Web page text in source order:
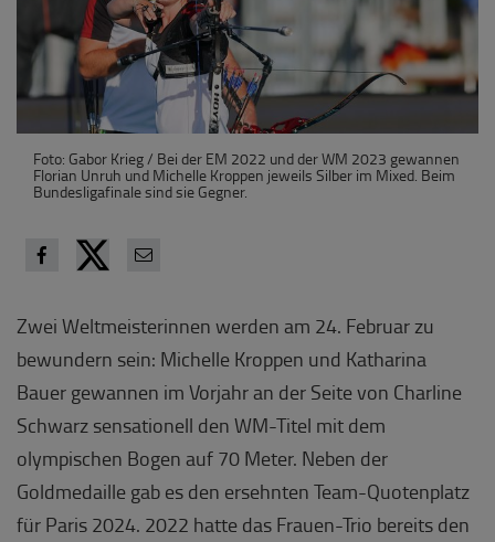
Foto: Gabor Krieg / Bei der EM 2022 und der WM 2023 gewannen
Florian Unruh und Michelle Kroppen jeweils Silber im Mixed. Beim
Bundesligafinale sind sie Gegner.
Zwei Weltmeisterinnen werden am 24. Februar zu
bewundern sein: Michelle Kroppen und Katharina
Bauer gewannen im Vorjahr an der Seite von Charline
Schwarz sensationell den WM-Titel mit dem
olympischen Bogen auf 70 Meter. Neben der
Goldmedaille gab es den ersehnten Team-Quotenplatz
für Paris 2024. 2022 hatte das Frauen-Trio bereits den